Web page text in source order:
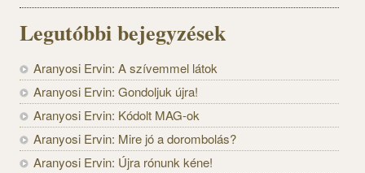
Legutóbbi bejegyzések
Aranyosi Ervin: A szívemmel látok
Aranyosi Ervin: Gondoljuk újra!
Aranyosi Ervin: Kódolt MAG-ok
Aranyosi Ervin: Mire jó a dorombolás?
Aranyosi Ervin: Újra rónunk kéne!